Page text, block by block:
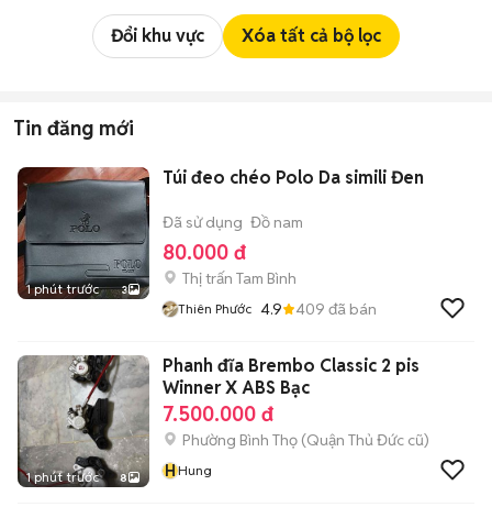
Đổi khu vực Xóa tất cả bộ lọc
Tin đăng mới
1 phút trước 3
Túi đeo chéo Polo Da simili Đen
Đã sử dụng Đồ nam
80.000 đ
Thị trấn Tam Bình
Thiên Phước 4.9 409 đã bán
1 phút trước 8
Phanh đĩa Brembo Classic 2 pis
Winner X ABS Bạc
7.500.000 đ
Phường Bình Thọ (Quận Thủ Đức cũ)
HHung